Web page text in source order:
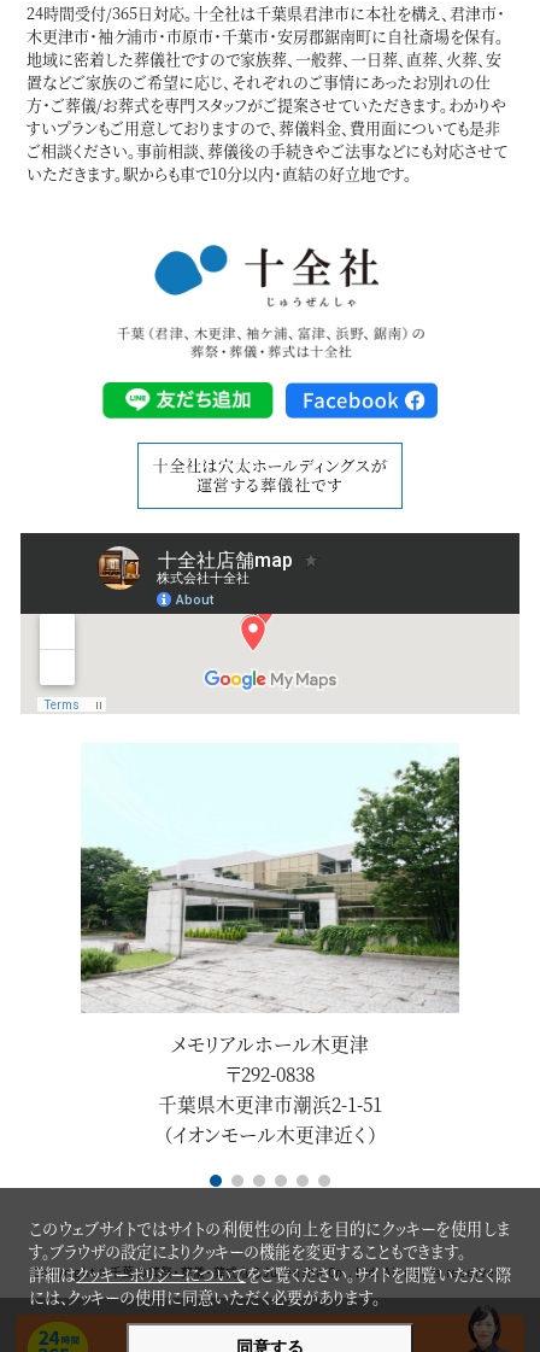
24時間受付/365日対応。十全社は千葉県君津市に本社を構え、君津市・
木更津市・袖ケ浦市・市原市・千葉市・安房郡鋸南町に自社斎場を保有。
地域に密着した葬儀社ですので家族葬、一般葬、一日葬、直葬、火葬、安
置などご家族のご希望に応じ、それぞれのご事情にあったお別れの仕
方・ご葬儀/お葬式を専門スタッフがご提案させていただきます。わかりや
すいプランもご用意しておりますので、葬儀料金、費用面についても是非
ご相談ください。事前相談、葬儀後の手続きやご法事などにも対応させて
いただきます。駅からも車で10分以内・直結の好立地です。
メモリアルホール木更津
〒292-0838
千葉県木更津市潮浜2-1-51
（イオンモール木更津近く）
Copyright ©千葉の葬祭・葬儀・葬式ならJuzenshaCo., Ltd. All rights reserved.
家族葬・直葬のことなら何でもご相談ください
このウェブサイトではサイトの利便性の向上を目的にクッキーを使用しま
す。ブラウザの設定によりクッキーの機能を変更することもできます。
詳細はクッキーポリシーについてをご覧ください。サイトを閲覧いただく際
には、クッキーの使用に同意いただく必要があります。
同意する